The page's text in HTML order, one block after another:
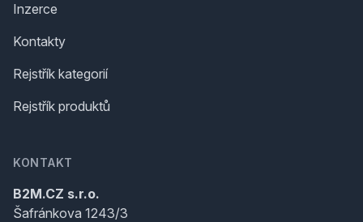
Inzerce
Kontakty
Rejstřík kategorií
Rejstřík produktů
KONTAKT
B2M.CZ s.r.o.
Šafránkova 1243/3